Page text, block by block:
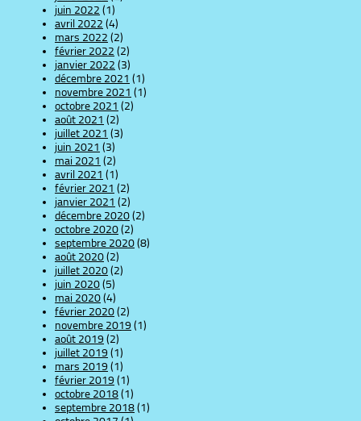
juin 2022 (1)
avril 2022 (4)
mars 2022 (2)
février 2022 (2)
janvier 2022 (3)
décembre 2021 (1)
novembre 2021 (1)
octobre 2021 (2)
août 2021 (2)
juillet 2021 (3)
juin 2021 (3)
mai 2021 (2)
avril 2021 (1)
février 2021 (2)
janvier 2021 (2)
décembre 2020(2)
octobre 2020(2)
septembre 2020(8)
août 2020(2)
juillet 2020(2)
juin 2020(5)
mai 2020(4)
février 2020(2)
novembre 2019(1)
août 2019(2)
juillet 2019(1)
mars 2019(1)
février 2019(1)
octobre 2018(1)
septembre 2018(1)